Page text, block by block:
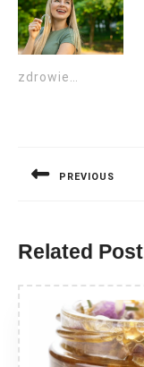
zdrowie…
PREVIOUS
Related Post